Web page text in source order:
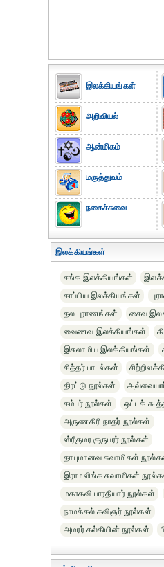
இலக்கியங்கள்
அறிவியல்
ஆன்மிகம்
மருத்துவம்
நகைச்சுவை
இலக்கியங்கள்
சங்க இலக்கியங்கள்
காப்பிய இலக்கியங்கள்
தல புராணங்கள்
சைவ
வைணவ இலக்கியங்கள்
இசுலாமிய இலக்கியங்கள்
சித்தர் பாடல்கள்
திரட்டு நூல்கள்
கம்பர் நூல்கள்
ஒட்டக்
அருணகிரி நாதர் நூல்கள்
ஸ்ரீகுமர குருபரர் நூல்கள்
தாயுமானவ சுவாமிகள்
இராமலிங்க சுவாமிகள்
மகாகவி பாரதியார் நூல்கள்
நாமக்கல் கவிஞர் நூல்கள்
அமரர் கல்கியின் நூல்கள்